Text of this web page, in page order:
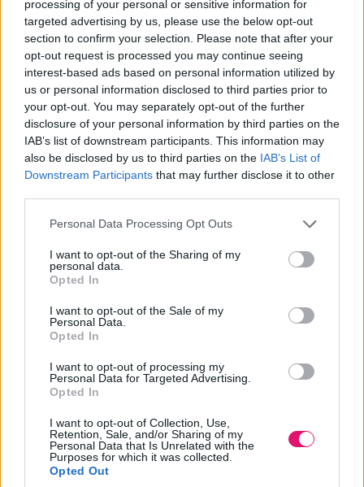
processing of your personal or sensitive information for
targeted advertising by us, please use the below opt-out
section to confirm your selection. Please note that after your
opt-out request is processed you may continue seeing
interest-based ads based on personal information utilized by
us or personal information disclosed to third parties prior to
your opt-out. You may separately opt-out of the further
disclosure of your personal information by third parties on the
IAB’s list of downstream participants. This information may
also be disclosed by us to third parties on the IAB’s List of
Downstream Participants that may further disclose it to other
Please note that this website/app uses one or more Google
not limited to your visit or usage behaviour. You may click to
grant or deny consent to Google and its third-party tags to
use your data for below specified purposes in below Google
consent section.
Personal Data Processing Opt Outs
I want to opt-out of the Sharing of my
personal data.
Opted In
I want to opt-out of the Sale of my
Personal Data.
Opted In
I want to opt-out of processing my
Personal Data for Targeted Advertising.
Opted In
I want to opt-out of Collection, Use,
Retention, Sale, and/or Sharing of my
Personal Data that Is Unrelated with the
Purposes for which it was collected.
Opted Out
ELNÖKSÉGI TAG
MANTA DIGITÁL MARKETING
Felügyelő Bizottság
Vas Zoltán Levente
A FELÜGYELŐ BIZOTTSÁG ELNÖKE